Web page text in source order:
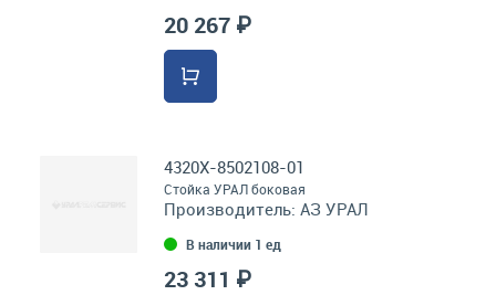
20 267 ₽
4320Х-8502108-01
Стойка УРАЛ боковая
Производитель: АЗ УРАЛ
В наличии 1 ед
23 311 ₽